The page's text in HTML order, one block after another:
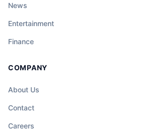
News
Entertainment
Finance
COMPANY
About Us
Contact
Careers